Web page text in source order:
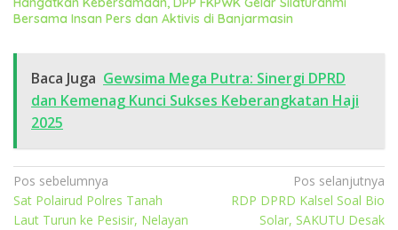
Bersama Insan Pers dan Aktivis di Banjarmasin
Baca Juga Gewsima Mega Putra: Sinergi DPRD
dan Kemenag Kunci Sukses Keberangkatan Haji
2025
Navigasi
pos
Pos sebelumnya
Sat Polairud Polres Tanah
Laut Turun ke Pesisir, Nelayan
Pos selanjutnya
RDP DPRD Kalsel Soal Bio
Solar, SAKUTU Desak